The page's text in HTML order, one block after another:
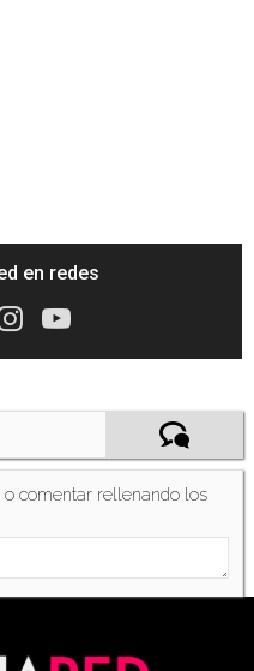
en redes
o comentar rellenando los